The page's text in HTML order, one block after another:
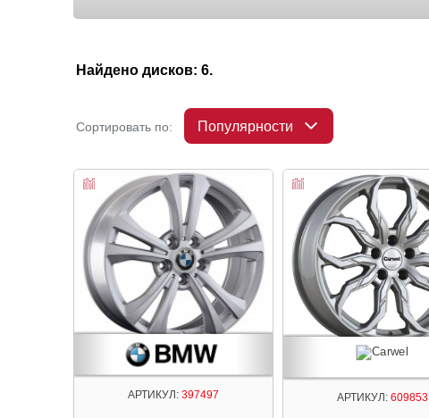
Найдено дисков: 6.
Сортировать по: Популярности
АРТИКУЛ:397497 АРТИКУЛ:609853